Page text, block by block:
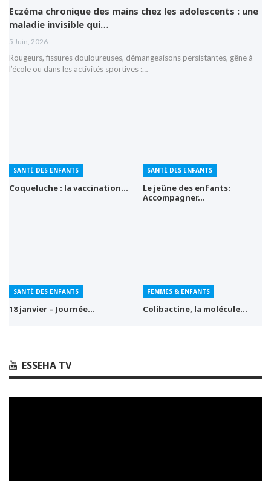
Eczéma chronique des mains chez les adolescents : une
maladie invisible qui…
5 Juin, 2026
Rougeurs, fissures douloureuses, démangeaisons persistantes, gêne à
l’école ou dans les activités sportives :…
SANTÉ DES ENFANTS
Coqueluche : la vaccination…
SANTÉ DES ENFANTS
Le jeûne des enfants:
Accompagner…
SANTÉ DES ENFANTS
18 janvier – Journée…
FEMMES & ENFANTS
Colibactine, la molécule…
ESSEHA TV